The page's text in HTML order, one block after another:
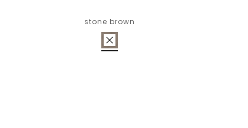
stone brown